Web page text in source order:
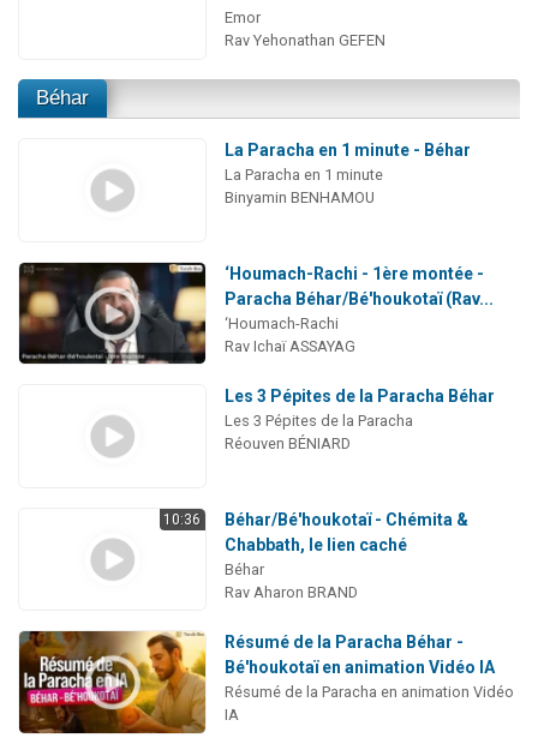
Emor
Rav Yehonathan GEFEN
Béhar
La Paracha en 1 minute - Béhar
La Paracha en 1 minute
Binyamin BENHAMOU
‘Houmach-Rachi - 1ère montée -
Paracha Béhar/Bé'houkotaï (Rav...
‘Houmach-Rachi
Rav Ichaï ASSAYAG
Les 3 Pépites de la Paracha Béhar
Les 3 Pépites de la Paracha
Réouven BÉNIARD
10:36
Béhar/Bé'houkotaï - Chémita &
Chabbath, le lien caché
Béhar
Rav Aharon BRAND
Résumé de la Paracha Béhar -
Bé'houkotaï en animation Vidéo IA
Résumé de la Paracha en animation Vidéo
IA